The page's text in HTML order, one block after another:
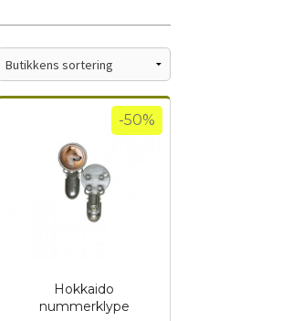
Hokkaido
nummerklype
-50%